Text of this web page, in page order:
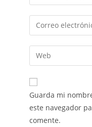
Guarda mi
este navegador
comente.